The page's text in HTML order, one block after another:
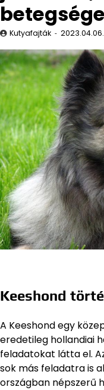
Kutyafajták 2023.04.06.
Keeshond
A Keeshond egy
eredetileg hollandiai
feladatokat látta el.
sok más feladatra is
országban népszerű